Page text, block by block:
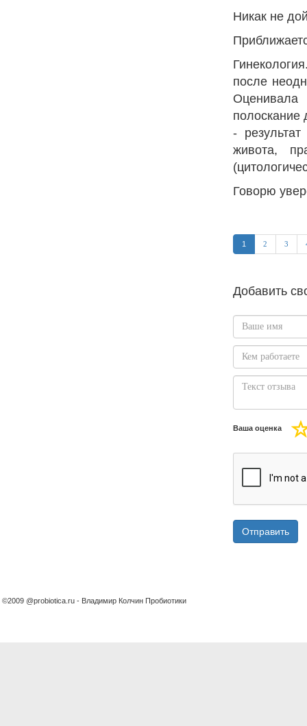
Никак не
после
полоскание
-
живота,
Говорю
1 2 3
Добавить
Ваша оценка
Отправить
©2009 @probiotica.ru - Владимир Колчин Пробиотики